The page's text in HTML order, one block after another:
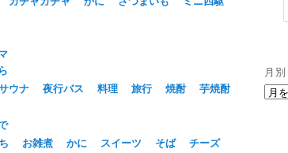
ウナ 夜行バス 料理 旅行 焼酎
芋焼酎
お雑煮 かに スイーツ そば
チーズ
月
月